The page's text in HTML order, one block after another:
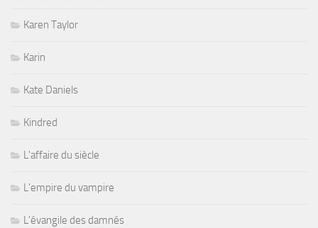
Karen Taylor
Karin
Kate Daniels
Kindred
L'affaire du siècle
L'empire du vampire
L'évangile des damnés